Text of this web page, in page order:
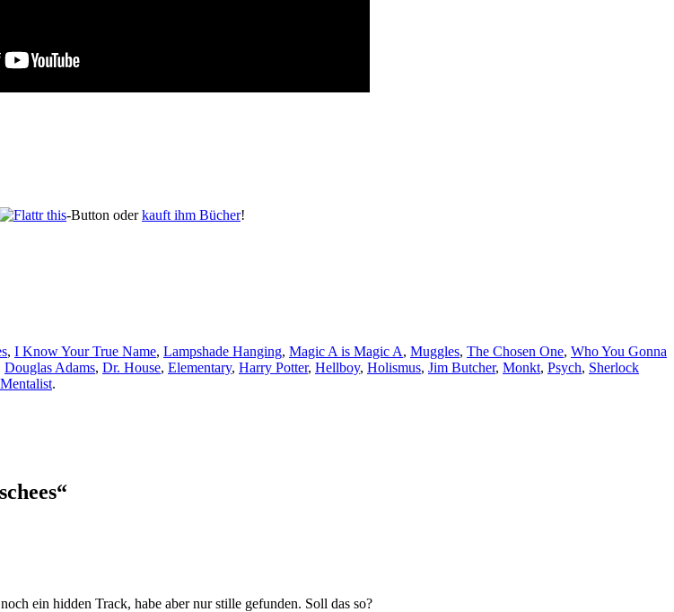
-Button oderkauft ihm Bücher!
, I Know Your True Name, Lampshade Hanging, Magic A is Magic A, Muggles, The Chosen One, Who You Gonna
Douglas Adams, Dr. House, Elementary, Harry Potter, Hellboy, Holismus, Jim Butcher, Monkt, Psych, Sherlock
.
“
ein hidden Track, habe aber nur stille gefunden. Soll das so?